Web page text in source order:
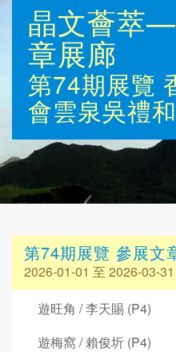
晶文薈萃
章展廊
第74期展覽
會雲泉吳禮
第74期展覽 參展文
2026-01-01 至 2026-03-31
遊旺角 / 李天賜 (P4)
遊梅窩 / 賴俊圻 (P4)